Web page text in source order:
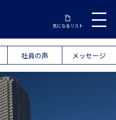
気になるリスト
社員の声 メッセージ